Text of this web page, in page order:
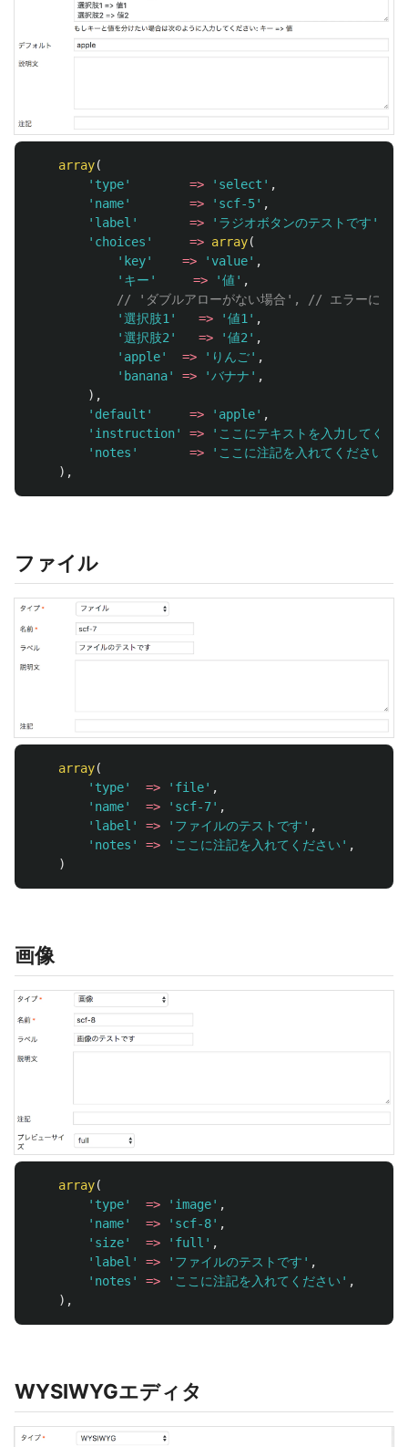
array(
'type'
=> 'select' ,
'name'
=> 'scf-5' ,
'label'
=> 'ラジオボタンのテストです'
'choices'
=> array(
'key'
=> 'value' ,
'キー'
=> '値' ,
// 'ダブルアローがない場合', // エラーになり
'選択肢1'
=> '値1' ,
'選択肢2'
=> '値2' ,
'apple'
=> 'りんご' ,
'banana'
=> 'バナナ' ,
),
'default'
=> 'apple' ,
'instruction'
=>
'ここにテキストを入力してくだ
'notes'
=> 'ここに注記を入れてください'
),
ファイル
array(
'type'
=> 'file' ,
'name'
=> 'scf-7' ,
'label'
=> 'ファイルのテストです' ,
'notes'
=> 'ここに注記を入れてください' ,
)
画像
array(
'type'
=> 'image' ,
'name'
=> 'scf-8' ,
'size'
=> 'full' ,
'label'
=> 'ファイルのテストです' ,
'notes'
=> 'ここに注記を入れてください' ,
),
WYSIWYGエディタ